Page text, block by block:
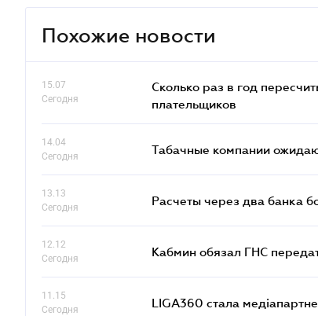
Похожие новости
15.07
Сегодня
Сколько раз в год
плательщиков
14.04
Сегодня
Табачные компании
13.13
Сегодня
Расчеты через два банка
12.12
Сегодня
Кабмин обязал ГНС
11.15
Сегодня
LIGA360 стала